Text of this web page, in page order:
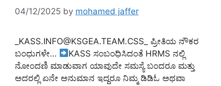
04/12/2025 by mohamed jaffer
_KASS.INFO@KSGEA.TEAM.CSS_ ಪ್ರೀತಿಯ ನೌಕರ
ಬಂಧುಗಳೇ…
KASS ಸಂಬಂಧಿಸಿದಂತೆ HRMS ನಲ್ಲಿ
ನೋಂದಣಿ ಮಾಡುವಾಗ ಯಾವುದೇ ಸಮಸ್ಯೆ ಬಂದರೂ ಮತ್ತು
ಅದರಲ್ಲಿ ಏನೇ ಅನುಮಾನ ಇದ್ದರೂ ನಿಮ್ಮ ಡಿಡಿಓ ಅಥವಾ